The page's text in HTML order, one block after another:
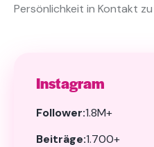
Persönlichkeit in Kontakt
Instagram
Follower:1.8M+
Beiträge:1.700+